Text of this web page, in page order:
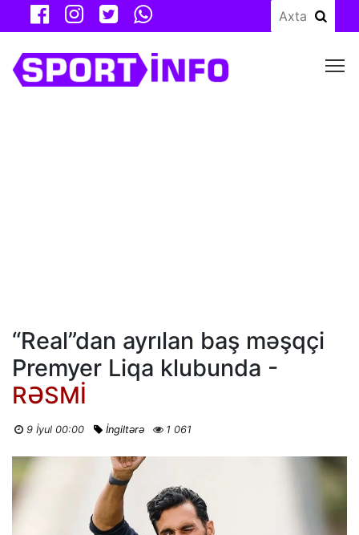
“Real”dan ayrılan baş məşqçi
Premyer Liqa klubunda -
RƏSMİ
9 İyul 00:00 İngiltərə 1 061